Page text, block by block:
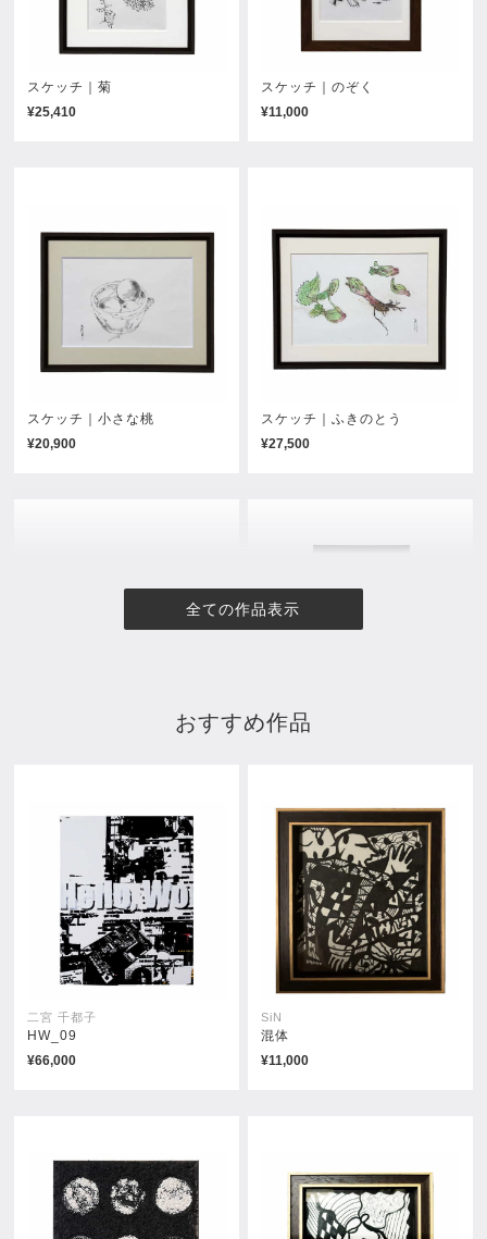
全ての作品表示
スケッチ｜菊
¥25,410
スケッチ｜のぞく
¥11,000
スケッチ｜小さな桃
¥20,900
スケッチ｜ふきのとう
¥27,500
おすすめ作品
二宮 千都子
HW_09
¥66,000
SiN
混体
¥11,000